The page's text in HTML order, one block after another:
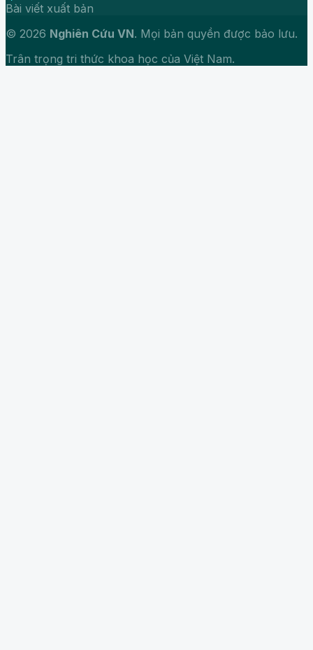
Bài viết xuất bản
© 2026 Nghiên Cứu VN. Mọi bản quyền được bảo lưu.
Trân trọng tri thức khoa học của Việt Nam.